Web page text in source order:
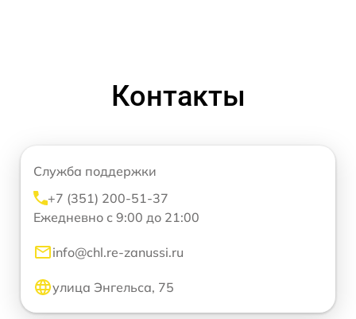
Контакты
Служба поддержки
+7 (351) 200-51-37
Ежедневно с 9:00 до 21:00
info@chl.re-zanussi.ru
улица Энгельса, 75